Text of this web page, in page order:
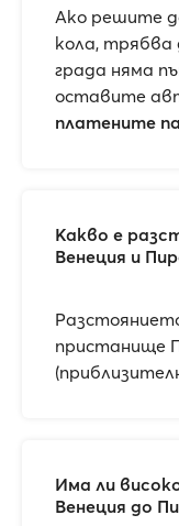
Ако решите
кола, трябва
града няма
оставите
платените
Какво е
Венеция и
пристанище
Има ли
Венеция до